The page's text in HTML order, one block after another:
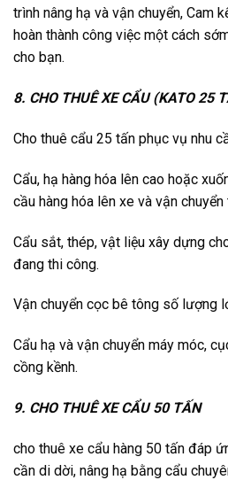
trình nâng hạ và vận chuyển, Cam
hoàn thành công việc một cách
cho bạn.
8. CHO THUÊ XE CẨU (KATO 25
Cho thuê cẩu 25 tấn phục vụ nhu
Cẩu, hạ hàng hóa lên cao hoặc
cầu hàng hóa lên xe và vận chuyển
Cẩu sắt, thép, vật liệu xây dựng
đang thi công.
Vận chuyển cọc bê tông số lượng
Cẩu hạ và vận chuyển máy móc,
cồng kềnh.
9. CHO THUÊ XE CẨU 50 TẤN
cho thuê xe cẩu hàng 50 tấn đáp
cần di dời, nâng hạ bằng cẩu